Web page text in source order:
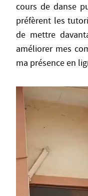
cours de danse
préfèrent les
de mettre
améliorer mes
ma présence en